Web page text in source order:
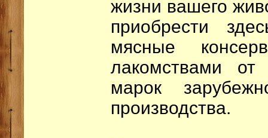
жизни вашего
приобрести
мясные
лакомствами от
марок
производства.